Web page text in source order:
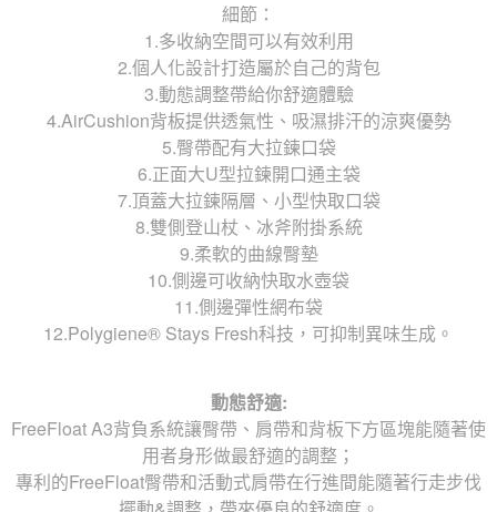
細節：
1.多收納空間可以有效利用
2.個人化設計打造屬於自己的背包
3.動態調整帶給你舒適體驗
4.AirCushion背板提供透氣性、吸濕排汗的涼爽優勢
5.臀帶配有大拉鍊口袋
6.正面大U型拉鍊開口通主袋
7.頂蓋大拉鍊隔層、小型快取口袋
8.雙側登山杖、冰斧附掛系統
9.柔軟的曲線臀墊
10.側邊可收納快取水壺袋
11.側邊彈性網布袋
12.Polygiene® Stays Fresh科技，可抑制異味生成。
動態舒適:
FreeFloat A3背負系統讓臀帶、肩帶和背板下方區塊能隨著使
用者身形做最舒適的調整；
專利的FreeFloat臀帶和活動式肩帶在行進間能隨著行走步伐